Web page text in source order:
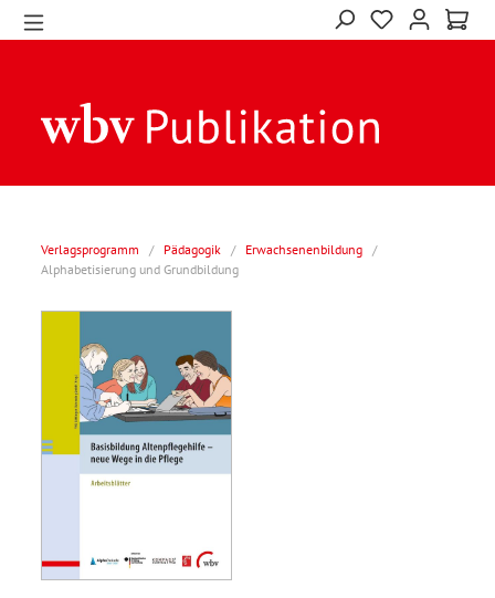
Verlagsprogramm / Pädagogik / Erwachsenenbildung /
Alphabetisierung und Grundbildung